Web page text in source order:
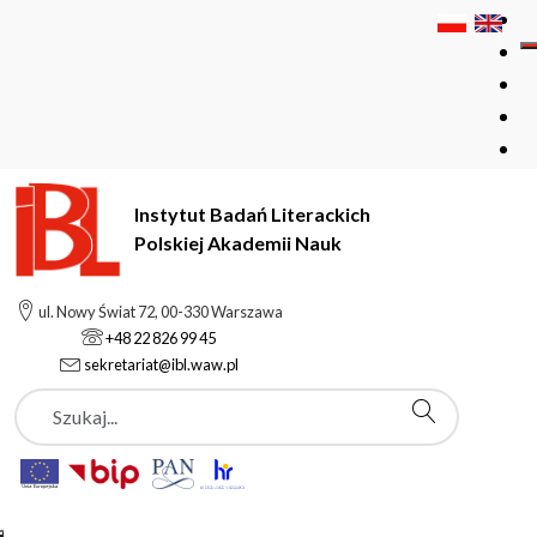
Instytut Badań Literackich
Polskiej Akademii Nauk
ul. Nowy Świat 72, 00-330 Warszawa
+48 22 826 99 45
sekretariat@ibl.waw.pl
Szukaj
Instytut Badań Literackich Polskiej Akademii Nauk
Władimir Iwanowicz Gusiew
Podstrony